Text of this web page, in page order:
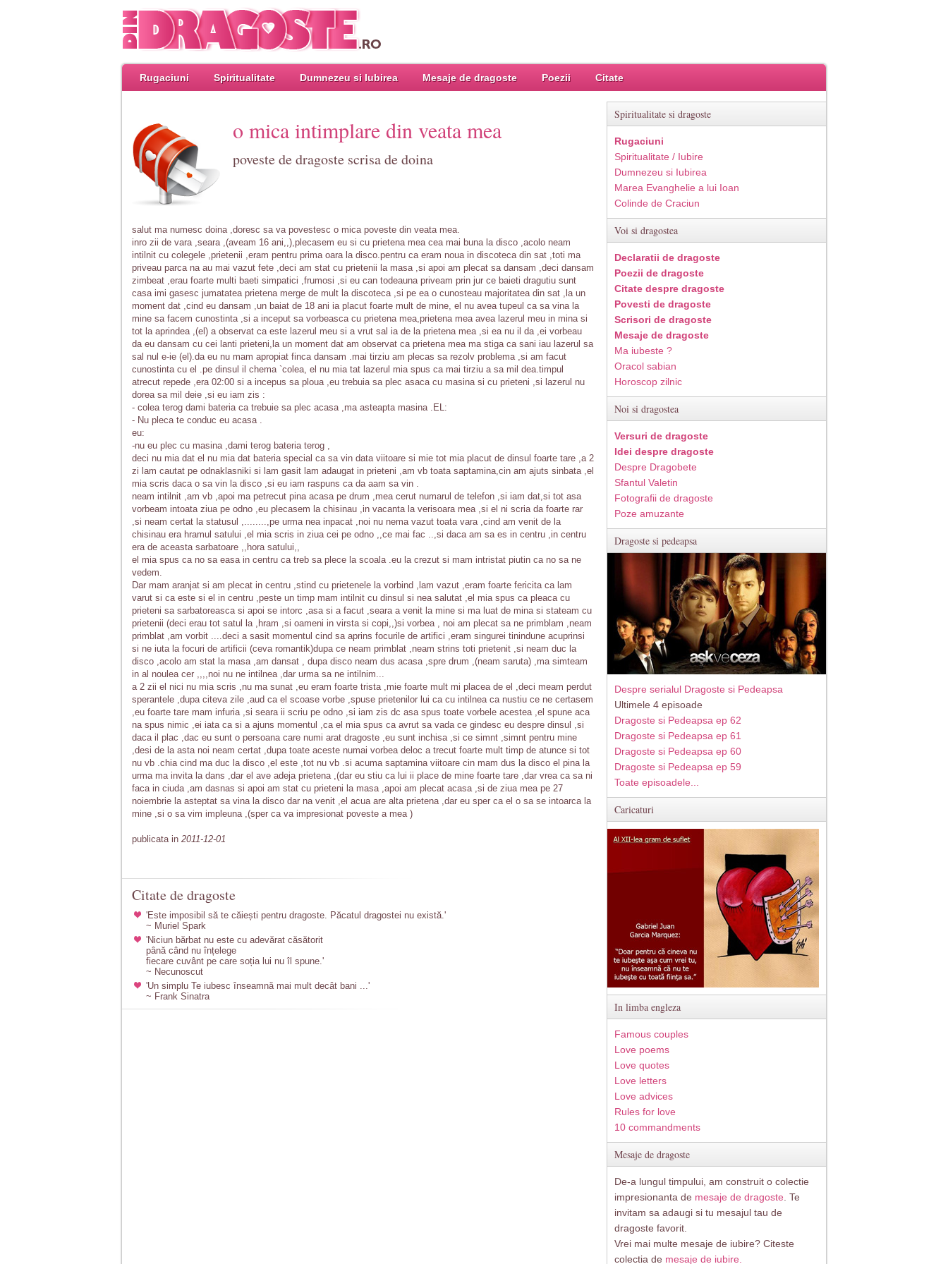
Rugaciuni Spiritualitate Dumnezeu si Iubirea Mesaje de dragoste Poezii Citate
o mica intimplare din veata mea
poveste de dragoste scrisa de doina
salut ma numesc doina ,doresc sa va povestesc o mica poveste din veata mea.
inro zii de vara ,seara ,(aveam 16 ani,,),plecasem eu si cu prietena mea cea mai buna la disco ,acolo neam
intilnit cu colegele ,prietenii ,eram pentru prima oara la disco.pentru ca eram noua in discoteca din sat ,toti ma
priveau parca na au mai vazut fete ,deci am stat cu prietenii la masa ,si apoi am plecat sa dansam ,deci dansam
zimbeat ,erau foarte multi baeti simpatici ,frumosi ,si eu can todeauna priveam prin jur ce baieti dragutiu sunt
casa imi gasesc jumatatea prietena merge de mult la discoteca ,si pe ea o cunosteau majoritatea din sat ,la un
moment dat ,cind eu dansam ,un baiat de 18 ani ia placut foarte mult de mine, el nu avea tupeul ca sa vina la
mine sa facem cunostinta ,si a inceput sa vorbeasca cu prietena mea,prietena mea avea lazerul meu in mina si
tot la aprindea ,(el) a observat ca este lazerul meu si a vrut sal ia de la prietena mea ,si ea nu il da ,ei vorbeau
da eu dansam cu cei lanti prieteni,la un moment dat am observat ca prietena mea ma stiga ca sani iau lazerul sa
sal nul e-ie (el).da eu nu mam apropiat finca dansam .mai tirziu am plecas sa rezolv problema ,si am facut
cunostinta cu el .pe dinsul il chema `colea, el nu mia tat lazerul mia spus ca mai tirziu a sa mil dea.timpul
atrecut repede ,era 02:00 si a incepus sa ploua ,eu trebuia sa plec asaca cu masina si cu prieteni ,si lazerul nu
dorea sa mil deie ,si eu iam zis :
- colea terog dami bateria ca trebuie sa plec acasa ,ma asteapta masina .EL:
- Nu pleca te conduc eu acasa .
eu:
-nu eu plec cu masina ,dami terog bateria terog ,
deci nu mia dat el nu mia dat bateria special ca sa vin data viitoare si mie tot mia placut de dinsul foarte tare ,a 2
zi lam cautat pe odnaklasniki si lam gasit lam adaugat in prieteni ,am vb toata saptamina,cin am ajuts sinbata ,el
mia scris daca o sa vin la disco ,si eu iam raspuns ca da aam sa vin .
neam intilnit ,am vb ,apoi ma petrecut pina acasa pe drum ,mea cerut numarul de telefon ,si iam dat,si tot asa
vorbeam intoata ziua pe odno ,eu plecasem la chisinau ,in vacanta la verisoara mea ,si el ni scria da foarte rar
,si neam certat la statusul ,........,pe urma nea inpacat ,noi nu nema vazut toata vara ,cind am venit de la
chisinau era hramul satului ,el mia scris in ziua cei pe odno ,,ce mai fac ..,si daca am sa es in centru ,in centru
era de aceasta sarbatoare ,,hora satului,,
el mia spus ca no sa easa in centru ca treb sa plece la scoala .eu la crezut si mam intristat piutin ca no sa ne
vedem.
Dar mam aranjat si am plecat in centru ,stind cu prietenele la vorbind ,lam vazut ,eram foarte fericita ca lam
varut si ca este si el in centru ,peste un timp mam intilnit cu dinsul si nea salutat ,el mia spus ca pleaca cu
prieteni sa sarbatoreasca si apoi se intorc ,asa si a facut ,seara a venit la mine si ma luat de mina si stateam cu
prietenii (deci erau tot satul la ,hram ,si oameni in virsta si copi,,)si vorbea , noi am plecat sa ne primblam ,neam
primblat ,am vorbit ....deci a sasit momentul cind sa aprins focurile de artifici ,eram singurei tinindune acuprinsi
si ne iuta la focuri de artificii (ceva romantik)dupa ce neam primblat ,neam strins toti prietenit ,si neam duc la
disco ,acolo am stat la masa ,am dansat , dupa disco neam dus acasa ,spre drum ,(neam saruta) ,ma simteam
in al noulea cer ,,,,noi nu ne intilnea ,dar urma sa ne intilnim...
a 2 zii el nici nu mia scris ,nu ma sunat ,eu eram foarte trista ,mie foarte mult mi placea de el ,deci meam perdut
sperantele ,dupa citeva zile ,aud ca el scoase vorbe ,spuse prietenilor lui ca cu intilnea ca nustiu ce ne certasem
,eu foarte tare mam infuria ,si seara ii scriu pe odno ,si iam zis dc asa spus toate vorbele acestea ,el spune aca
na spus nimic ,ei iata ca si a ajuns momentul ,ca el mia spus ca avrut sa vada ce gindesc eu despre dinsul ,si
daca il plac ,dac eu sunt o persoana care numi arat dragoste ,eu sunt inchisa ,si ce simnt ,simnt pentru mine
,desi de la asta noi neam certat ,dupa toate aceste numai vorbea deloc a trecut foarte mult timp de atunce si tot
nu vb .chia cind ma duc la disco ,el este ,tot nu vb .si acuma saptamina viitoare cin mam dus la disco el pina la
urma ma invita la dans ,dar el ave adeja prietena ,(dar eu stiu ca lui ii place de mine foarte tare ,dar vrea ca sa ni
faca in ciuda ,am dasnas si apoi am stat cu prieteni la masa ,apoi am plecat acasa ,si de ziua mea pe 27
noiembrie la asteptat sa vina la disco dar na venit ,el acua are alta prietena ,dar eu sper ca el o sa se intoarca la
mine ,si o sa vim impleuna ,(sper ca va impresionat poveste a mea )
publicata in 2011-12-01
Citate de dragoste
'Este imposibil să te căiești pentru dragoste. Păcatul dragostei nu există.'
~ Muriel Spark
'Niciun bărbat nu este cu adevărat căsătorit
până când nu înțelege
fiecare cuvânt pe care soția lui nu îl spune.'
~ Necunoscut
'Un simplu Te iubesc înseamnă mai mult decât bani ...'
~ Frank Sinatra
Spiritualitate si dragoste
Rugaciuni
Spiritualitate / Iubire
Dumnezeu si Iubirea
Marea Evanghelie a lui Ioan
Colinde de Craciun
Voi si dragostea
Declaratii de dragoste
Poezii de dragoste
Citate despre dragoste
Povesti de dragoste
Scrisori de dragoste
Mesaje de dragoste
Ma iubeste ?
Oracol sabian
Horoscop zilnic
Noi si dragostea
Versuri de dragoste
Idei despre dragoste
Despre Dragobete
Sfantul Valetin
Fotografii de dragoste
Poze amuzante
Dragoste si pedeapsa
Despre serialul Dragoste si Pedeapsa
Ultimele 4 episoade
Dragoste si Pedeapsa ep 62
Dragoste si Pedeapsa ep 61
Dragoste si Pedeapsa ep 60
Dragoste si Pedeapsa ep 59
Toate episoadele...
Caricaturi
In limba engleza
Famous couples
Love poems
Love quotes
Love letters
Love advices
Rules for love
10 commandments
Mesaje de dragoste
De-a lungul timpului, am construit o colectie
impresionanta de mesaje de dragoste . Te
invitam sa adaugi si tu mesajul tau de
dragoste favorit.
Vrei mai multe mesaje de iubire? Citeste
colectia de mesaje de iubire.